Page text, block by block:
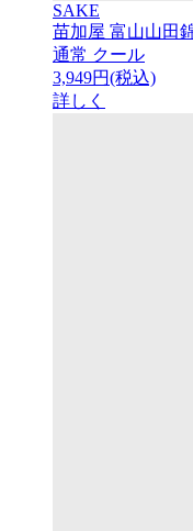
SAKE
苗加屋 富山山田
通常 クール
3,949円(税込)
詳しく